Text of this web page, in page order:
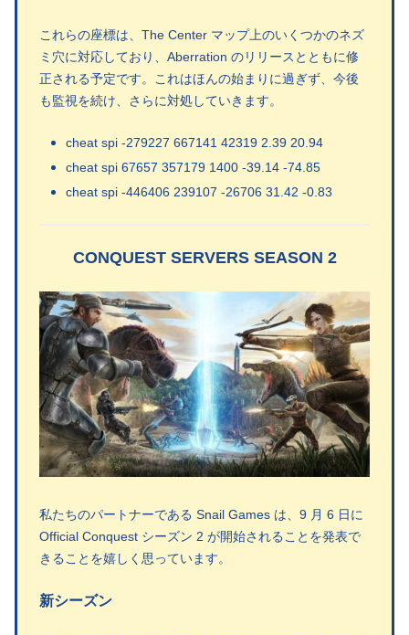
これらの座標は、The Center マップ上のいくつかのネズ
ミ穴に対応しており、Aberration のリリースとともに修
正される予定です。これはほんの始まりに過ぎず、今後
も監視を続け、さらに対処していきます。
cheat spi -279227 667141 42319 2.39 20.94
cheat spi 67657 357179 1400 -39.14 -74.85
cheat spi -446406 239107 -26706 31.42 -0.83
CONQUEST SERVERS SEASON 2
私たちのパートナーである Snail Games は、9 月 6 日に
Official Conquest シーズン 2 が開始されることを発表で
きることを嬉しく思っています。
新シーズン